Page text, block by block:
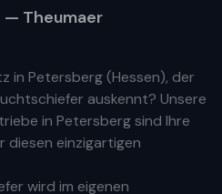
— Theumaer
in Petersberg(Hessen), der
auskennt? Unsere
in Petersbergsind Ihre
einzigartigen
wird im eigenen